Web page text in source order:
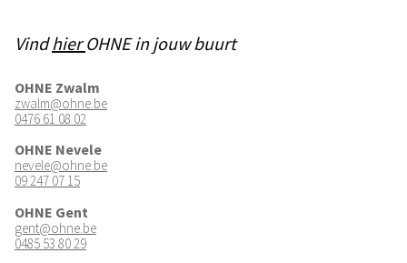
VindhierOHNE in jouw buurt
OHNE Zwalm
zwalm@ohne.be
0476 61 08 02
OHNE Nevele
nevele@ohne.be
09 247 07 15
OHNE Gent
gent@ohne.be
0485 53 80 29